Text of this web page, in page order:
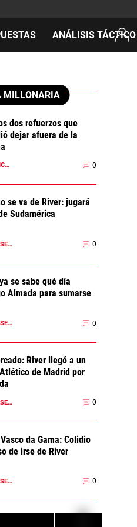
ANÁLISIS TÁCTICO
MILLONARIA
dos refuerzos que
dejar afuera de la
COPA SUDAMERICANA 2026 0
se va de River: jugará
Sudamérica
MERCADO DE PASES 2026 0
se sabe qué día
Almada para sumarse
MERCADO DE PASES 2026 0
River llegó a un
de Madrid por
MERCADO DE PASES 2026 0
da Gama: Colidio
de irse de River
MERCADO DE PASES 2026 0